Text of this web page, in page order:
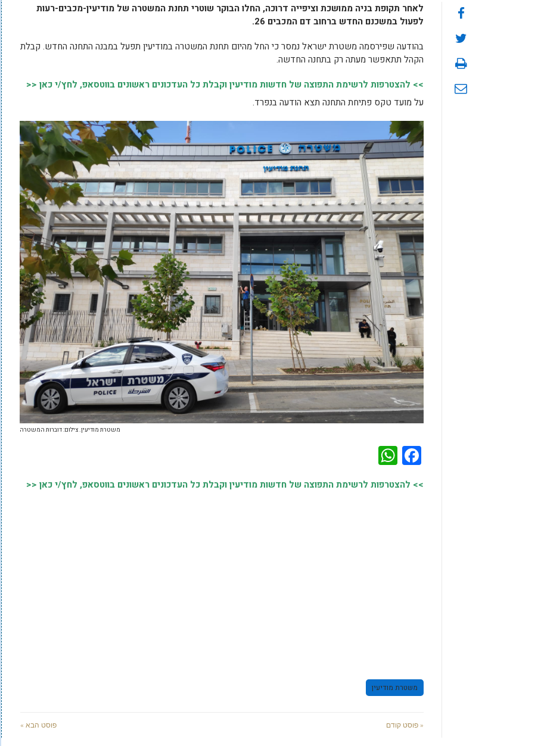
לאחר תקופת בניה ממושכת וציפייה דרוכה, החלו הבוקר שוטרי תחנת המשטרה של מודיעין-מכבים-רעות
לפעול במשכנם החדש ברחוב דם המכבים 26.
בהודעה שפירסמה משטרת ישראל נמסר כי החל מהיום תחנת המשטרה במודיעין תפעל במבנה התחנה החדש. קבלת
הקהל תתאפשר מעתה רק בתחנה החדשה.
>> להצטרפות לרשימת התפוצה של חדשות מודיעין וקבלת כל העדכונים ראשונים בווטסאפ, לחץ/י כאן <<
על מועד טקס פתיחת התחנה תצא הודעה בנפרד.
משטרת מודיעין. צילום: דוברות המשטרה
Facebook
>> להצטרפות לרשימת התפוצה של חדשות מודיעין וקבלת כל העדכונים ראשונים בווטסאפ, לחץ/י כאן <<
משטרת מודיעין
« פוסט קודם פוסט הבא »